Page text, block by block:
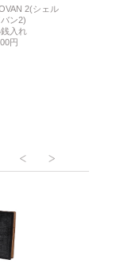
2(シェル
ン2)
入れ
円